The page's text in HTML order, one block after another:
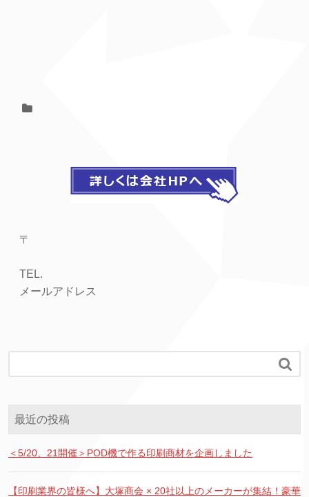
〒
TEL.
メールアドレス

最近の投稿
＜5/20、21開催＞POD機で作る印刷商材を企画しました
【印刷業界の皆様へ】大塚商会 × 20社以上のメーカーが集結！豪華